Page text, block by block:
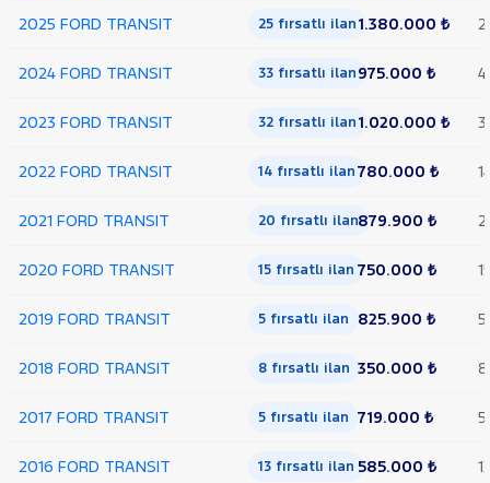
Çift
Arka
KAMYONET
KASALI
300
FWD
EKSTRA
ŞASI
350 ED
UZUN
ARKA
2025 FORD TRANSIT 25 fırsatlı ilan1.380.000 ₺
2024 FORD TRANSIT 33 fırsatlı ilan975.000 ₺ 41
2023 FORD TRANSIT 32 fırsatlı ilan1.020.000 ₺
2022 FORD TRANSIT 14 fırsatlı ilan780.000 ₺
2021 FORD TRANSIT 20 fırsatlı ilan879.900 ₺
2020 FORD TRANSIT 15 fırsatlı ilan 750.000 ₺
2019 FORD TRANSIT 5 fırsatlı ilan 825.900 ₺ 5
2018 FORD TRANSIT 8 fırsatlı ilan 350.000 ₺ 8
2017 FORD TRANSIT 5 fırsatlı ilan 719.000 ₺ 5
2016 FORD TRANSIT 13 fırsatlı ilan 585.000 ₺